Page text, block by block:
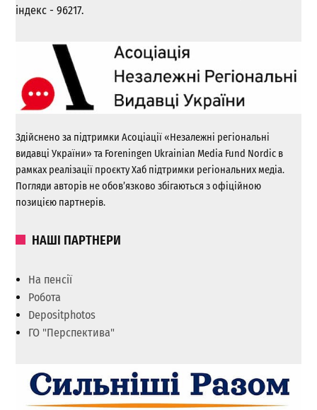
індекс - 96217.
Здійснено за підтримки Асоціації «Незалежні регіональні
видавці України» та Foreningen Ukrainian Media Fund Nordic в
рамках реалізації проєкту Хаб підтримки регіональних медіа.
Погляди авторів не обов’язково збігаються з офіційною
позицією партнерів.
НАШІ ПАРТНЕРИ
На пенсії
Робота
Depositphotos
ГО "Перспектива"